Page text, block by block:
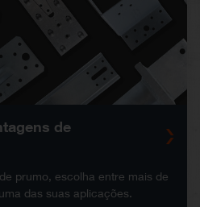
de
prumo, escolha entre mais de
das suas aplicações.